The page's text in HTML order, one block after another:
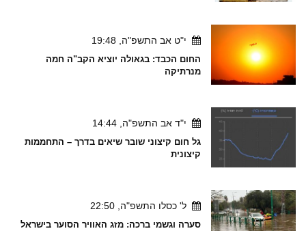
י"ט אב התשפ"ה, 19:48
החום הכבד: בגאולה יוציא הקב"ה חמה
מנרתיקה
י"ד אב התשפ"ה, 14:44
גל חום קיצוני שובר שיאים בדרך – התחממות
קיצונית
ל' כסלו התשפ"ה, 22:50
סערה וגשמי ברכה: מזג האוויר הסוער בישראל